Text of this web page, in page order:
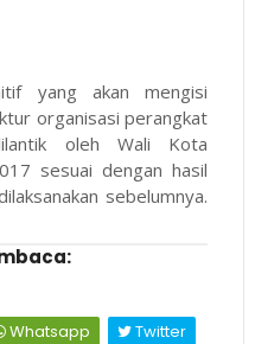
yang akan mengisi
organisasi perangkat
oleh Wali Kota
sesuai dengan hasil
sebelumnya.
Whatsapp
Twitter